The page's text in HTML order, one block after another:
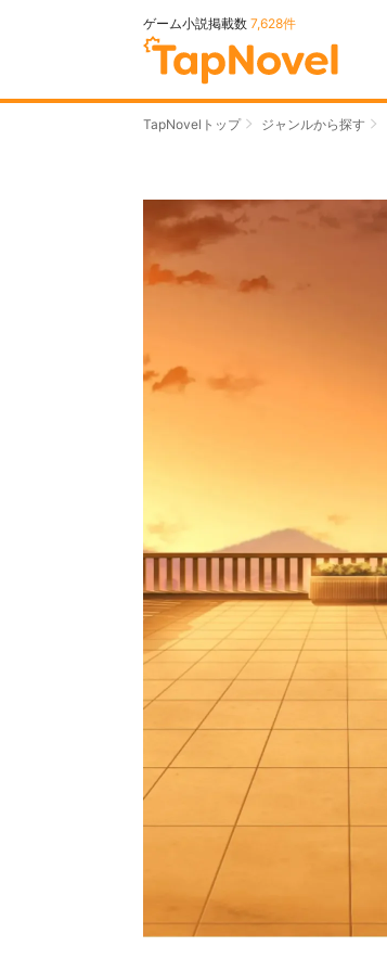
ゲーム小説掲載数 7,628件
TapNovelトップ ジャンルから探す